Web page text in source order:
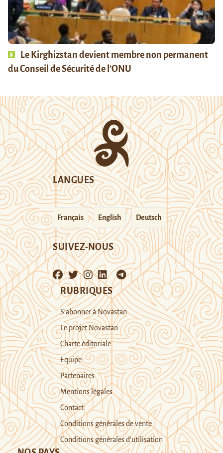
Le Kirghizstan devient membre non permanent
du Conseil de Sécurité de l’ONU
LANGUES
Français English Deutsch
SUIVEZ-NOUS
RUBRIQUES
S’abonner à Novastan
Le projet Novastan
Charte éditoriale
Equipe
Partenaires
Mentions légales
Contact
Conditions générales de vente
Conditions générales d’utilisation